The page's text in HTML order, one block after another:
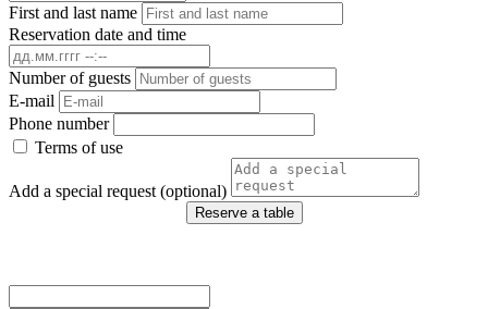
First and last name
Reservation date and time
Number of guests
E-mail
Phone number
Terms of use
Add a special request (optional)
Reserve a table